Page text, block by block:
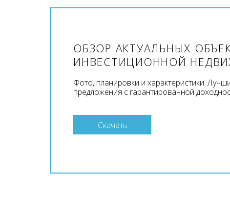
ОБЗОР АКТУАЛЬНЫХ
ИНВЕСТИЦИОННОЙ
Фото, планировки и характеристики.
предложения с гарантированной
Скачать